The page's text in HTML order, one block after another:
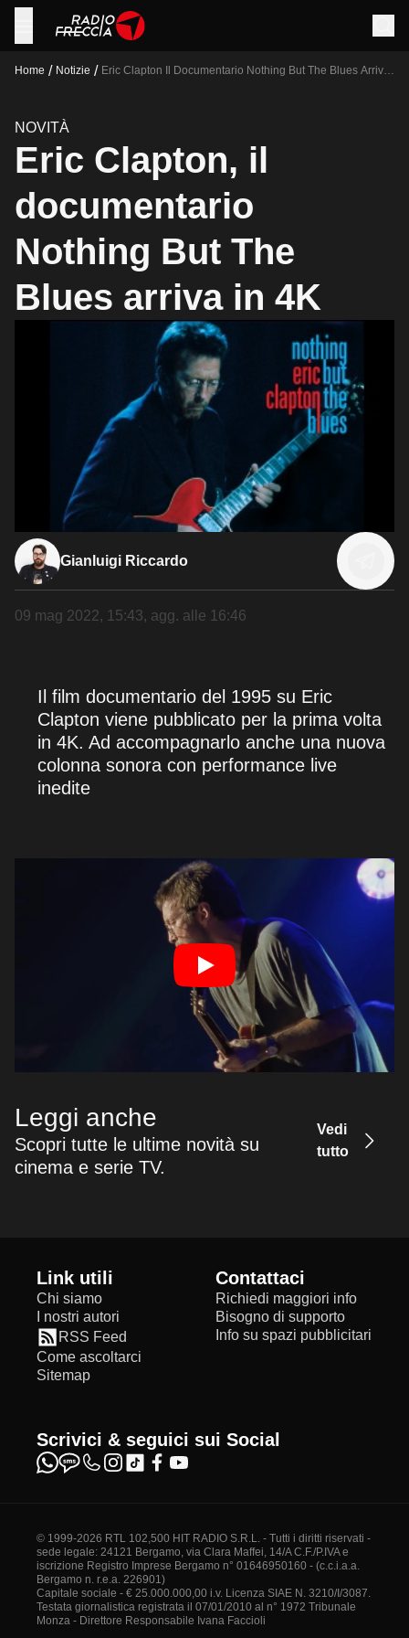
Home / Notizie / Eric Clapton Il Documentario Nothing But The Blues Arriva
NOVITÀ
Eric Clapton, il
documentario
Nothing But The
Blues arriva in 4K
Gianluigi Riccardo
09 mag 2022, 15:43, agg. alle 16:46
Il film documentario del 1995 su Eric
Clapton viene pubblicato per la prima volta
in 4K. Ad accompagnarlo anche una nuova
colonna sonora con performance live
inedite
Leggi anche
Scopri tutte le ultime novità su
cinema e serie TV.
Vedi
tutto
Link utili
Chi siamo
I nostri autori
RSS Feed
Come ascoltarci
Sitemap
Contattaci
Richiedi maggiori info
Bisogno di supporto
Info su spazi pubblicitari
Scrivici & seguici sui Social
© 1999-2026 RTL 102,500 HIT RADIO S.R.L. - Tutti i diritti riservati -
sede legale: 24121 Bergamo, via Clara Maffei, 14/A C.F./P.IVA e
iscrizione Registro Imprese Bergamo n° 01646950160 - (c.c.i.a.a.
Bergamo n. r.e.a. 226901)
Capitale sociale - € 25.000.000,00 i.v. Licenza SIAE N. 3210/I/3087.
Testata giornalistica registrata il 07/01/2010 al n° 1972 Tribunale
Monza - Direttore Responsabile Ivana Faccioli